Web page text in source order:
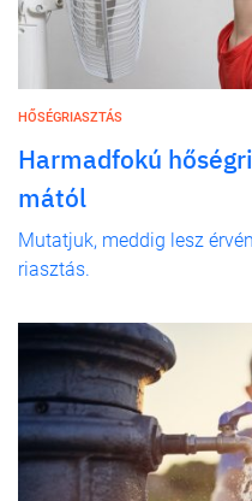
HŐSÉGRIASZTÁS
Harmadfokú
mától
Mutatjuk, meddig lesz
riasztás.